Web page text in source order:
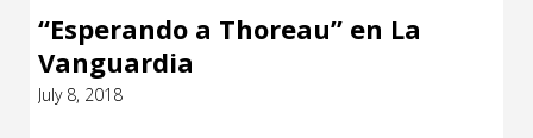
“Esperando a Thoreau” en La
Vanguardia
July 8, 2018